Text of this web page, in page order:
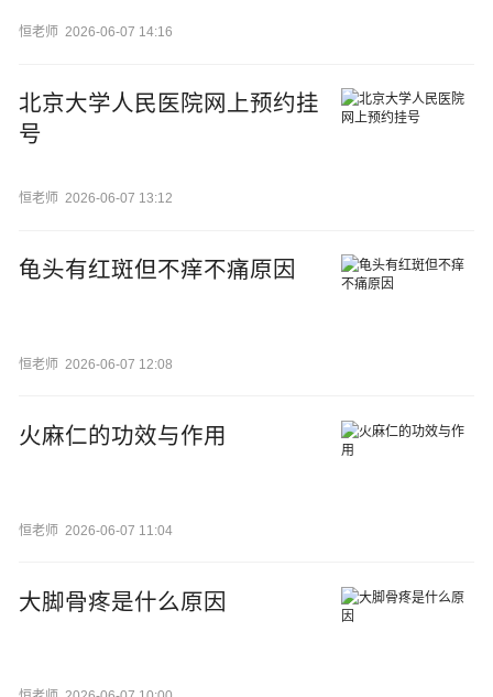
恒老师 2026-06-07 14:16
北京大学人民医院网上预约挂
号
恒老师 2026-06-07 13:12
龟头有红斑但不痒不痛原因
恒老师 2026-06-07 12:08
火麻仁的功效与作用
恒老师 2026-06-07 11:04
大脚骨疼是什么原因